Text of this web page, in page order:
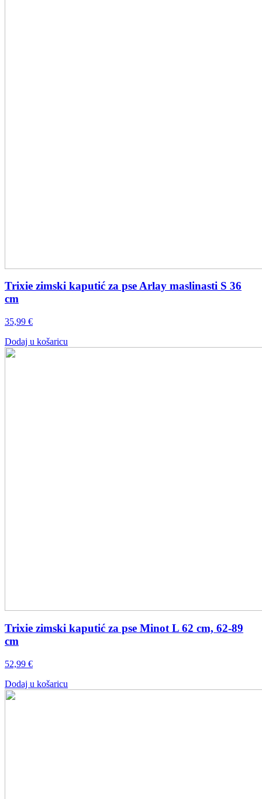
Trixie zimski kaputić za pse Arlay maslinasti S 36
cm
35,99 €
Dodaj u košaricu
Trixie zimski kaputić za pse Minot L 62 cm, 62-89
cm
52,99 €
Dodaj u košaricu